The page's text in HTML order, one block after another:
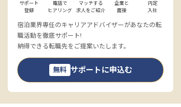
サポート
登録
電話で
ヒアリング
マッチする
求人をご紹介
企業と
面接
内定
入社
宿泊業界専任のキャリアアドバイザーがあなたの転
職活動を徹底サポート!
納得できる転職先をご提案いたします。
無料 サポートに申込む